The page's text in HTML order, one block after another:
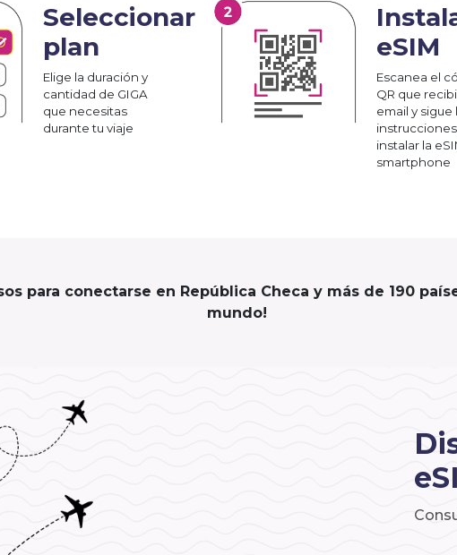
Seleccionar
plan
Elige la duración y
cantidad de GIGA
que necesitas
durante tu viaje
eSIM
Escanea el
QR que
email y sigue
instalar la
smartphone
para conectarse en República Checa y más de 190
mundo!